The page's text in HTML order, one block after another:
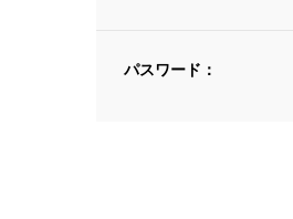
パスワード：